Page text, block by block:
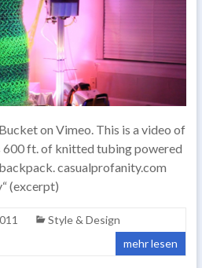
on Vimeo. This is a video of
600 ft. of knitted tubing powered
casualprofanity.com
(excerpt)
Style & Design
mehr lesen